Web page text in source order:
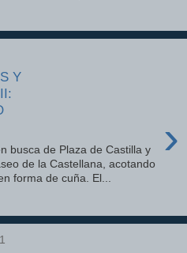
Y
›
busca de Plaza de Castilla y
de la Castellana, acotando
forma de cuña. El...